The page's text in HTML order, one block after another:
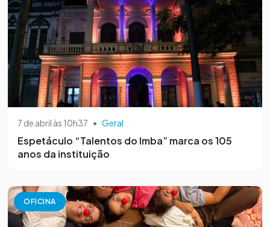
7 de abril às 10h37 • Geral
Espetáculo “Talentos do Imba” marca os 105
anos da instituição
OFICINA